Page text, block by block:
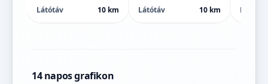
Látótáv
10 km
Látótáv
10 km
Látótáv
14 napos grafikon